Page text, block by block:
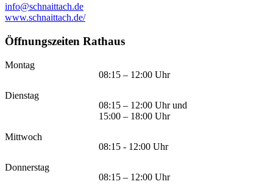
info@schnaittach.de
www.schnaittach.de/
Öffnungszeiten Rathaus
Montag
08:15 – 12:00 Uhr
Dienstag
08:15 – 12:00 Uhr und
15:00 – 18:00 Uhr
Mittwoch
08:15 - 12:00 Uhr
Donnerstag
08:15 – 12:00 Uhr